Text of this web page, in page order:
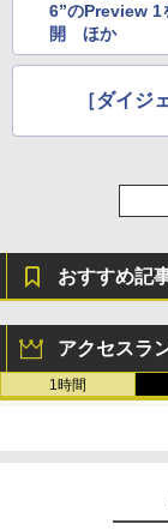
6”のPreview 1
開 ほか
［ダイジ
おすすめ記
アクセスラ
1時間